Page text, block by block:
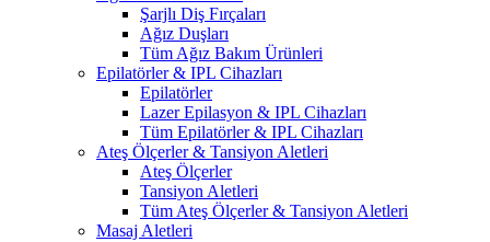
Şarjlı Diş Fırçaları
Ağız Duşları
Tüm Ağız Bakım Ürünleri
Epilatörler & IPL Cihazları
Epilatörler
Lazer Epilasyon & IPL Cihazları
Tüm Epilatörler & IPL Cihazları
Ateş Ölçerler & Tansiyon Aletleri
Ateş Ölçerler
Tansiyon Aletleri
Tüm Ateş Ölçerler & Tansiyon Aletleri
Masaj Aletleri